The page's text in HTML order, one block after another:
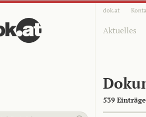
dok.at
Aktuelles
539 Einträge